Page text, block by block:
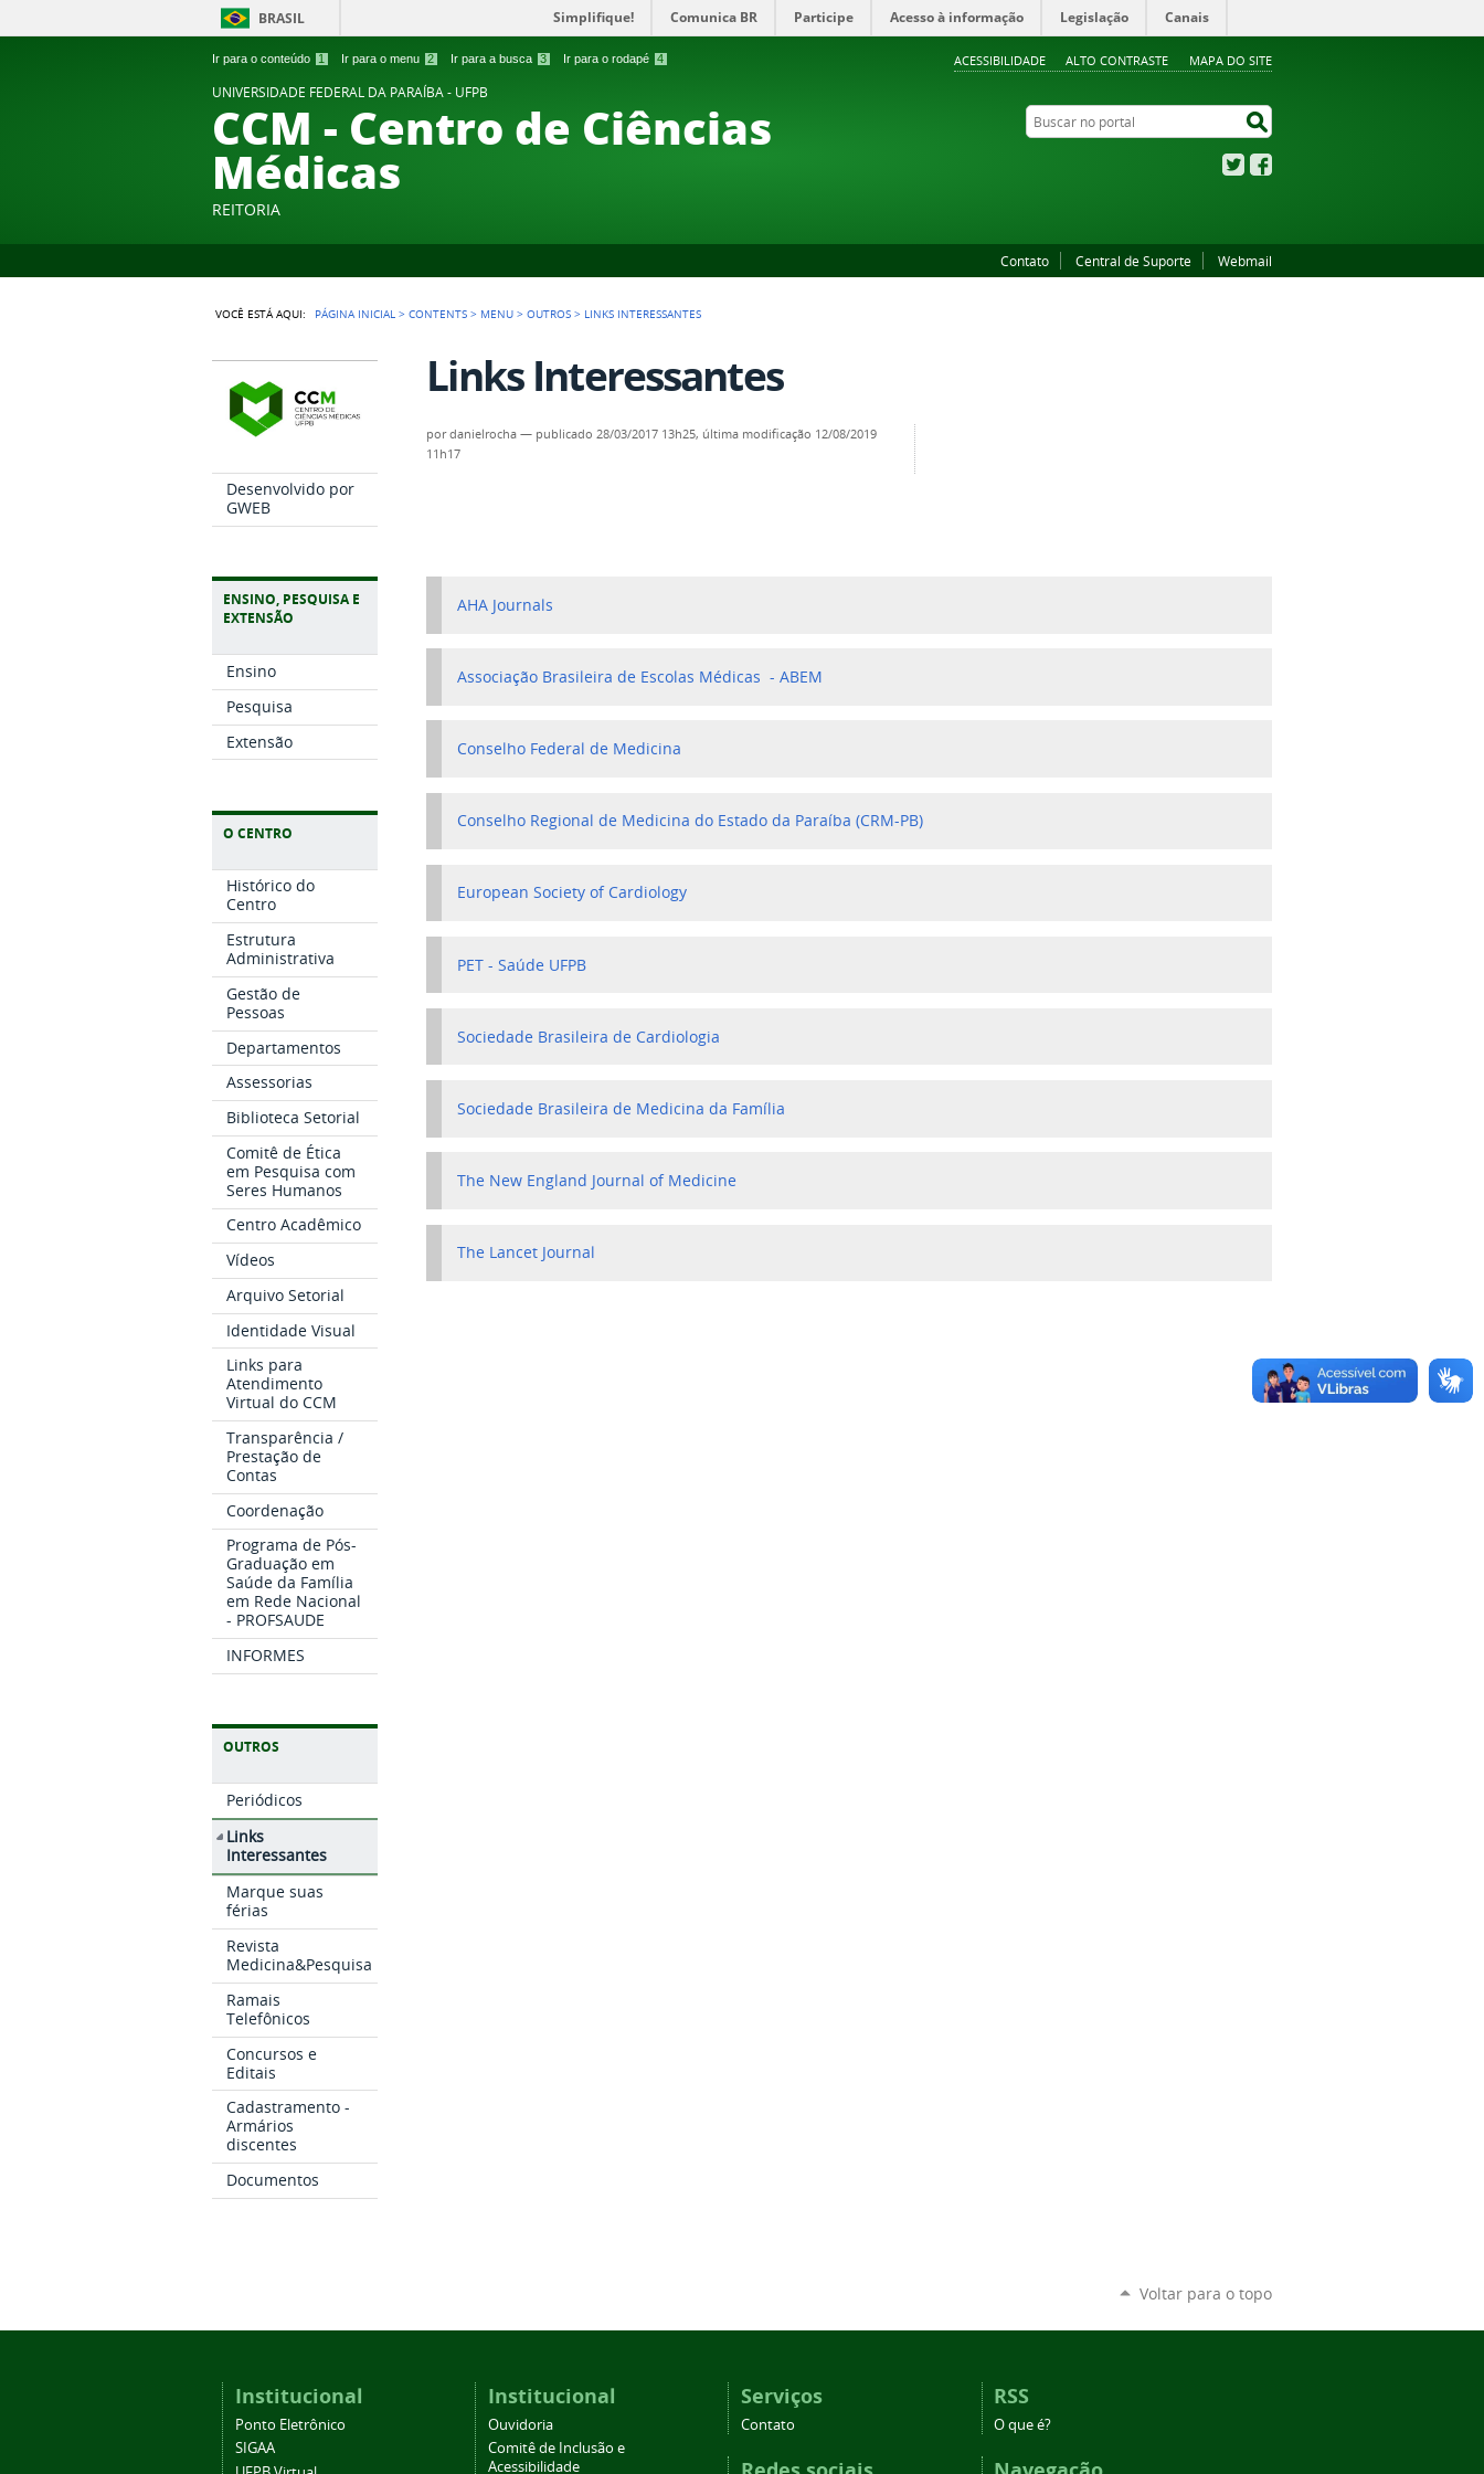
Ir para o conteúdo 1 Ir para o menu 2 Ir para a busca 3 Ir para o rodapé 4 ACESSIBILIDADE ALTO CONTRASTE MAPA DO SITE
BRASIL Simplifique! Comunica BR Participe Acesso à informação Legislação Canais
UNIVERSIDADE FEDERAL DA PARAÍBA - UFPB
CCM - Centro de Ciências
Médicas
REITORIA
Buscar no portal
Twitter
Contato Central de Suporte Webmail
VOCÊ ESTÁ AQUI: PÁGINA INICIAL >CONTENTS > MENU >OUTROS > LINKS INTERESSANTES
Desenvolvido por
GWEB
ENSINO, PESQUISA E
EXTENSÃO
Ensino
Pesquisa
Extensão
O CENTRO
Histórico do
Centro
Estrutura
Administrativa
Gestão de
Pessoas
Departamentos
Assessorias
Biblioteca Setorial
Comitê de Ética
em Pesquisa com
Seres Humanos
Centro Acadêmico
Vídeos
Arquivo Setorial
Identidade Visual
Links para
Atendimento
Virtual do CCM
Transparência /
Prestação de
Contas
Coordenação
Programa de Pós-
Graduação em
Saúde da Família
em Rede Nacional
- PROFSAUDE
INFORMES
OUTROS
Periódicos
Links
Interessantes
Marque suas
férias
Revista
Medicina&Pesquisa
Ramais
Telefônicos
Concursos e
Editais
Cadastramento -
Armários
discentes
Documentos
Links Interessantes
pordanielrocha — publicado 28/03/2017 13h25, última modificação 12/08/2019
11h17
AHA Journals
Associação Brasileira de Escolas Médicas - ABEM
Conselho Federal de Medicina
Conselho Regional de Medicina do Estado da Paraíba (CRM-PB)
European Society of Cardiology
PET - Saúde UFPB
Sociedade Brasileira de Cardiologia
Sociedade Brasileira de Medicina da Família
The New England Journal of Medicine
The Lancet Journal
Voltar para o topo
Institucional
Ponto Eletrônico
SIGAA
Institucional
Ouvidoria
Comitê de Inclusão e
Acessibilidade
Serviços
Contato
RSS
O que é?